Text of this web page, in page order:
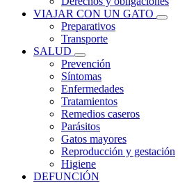
VIAJAR CON UN GATO
Preparativos
Transporte
SALUD
Prevención
Síntomas
Enfermedades
Tratamientos
Remedios caseros
Parásitos
Gatos mayores
Reproducción y gestación
Higiene
DEFUNCIÓN